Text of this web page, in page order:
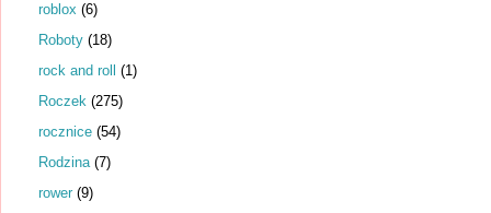
roblox (6)
Roboty (18)
rock and roll (1)
Roczek (275)
rocznice (54)
Rodzina (7)
rower (9)